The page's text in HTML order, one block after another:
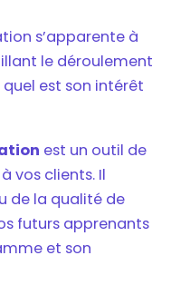
s’apparente à
le déroulement
est son intérêt
est un outil de
vos clients. Il
de la qualité de
futurs apprenants
et son